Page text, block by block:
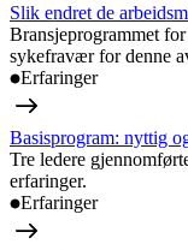
Slik endret de
Bransjeprogrammet
sykefravær for denne
Erfaringer
Basisprogram: nyttig
Tre ledere
erfaringer.
Erfaringer